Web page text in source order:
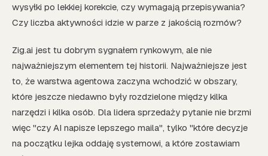
wysyłki po lekkiej korekcie, czy wymagają przepisywania?
Czy liczba aktywności idzie w parze z jakością rozmów?
Zig.ai jest tu dobrym sygnałem rynkowym, ale nie
najważniejszym elementem tej historii. Najważniejsze jest
to, że warstwa agentowa zaczyna wchodzić w obszary,
które jeszcze niedawno były rozdzielone między kilka
narzędzi i kilka osób. Dla lidera sprzedaży pytanie nie brzmi
więc "czy AI napisze lepszego maila", tylko "które decyzje
na początku lejka oddaję systemowi, a które zostawiam